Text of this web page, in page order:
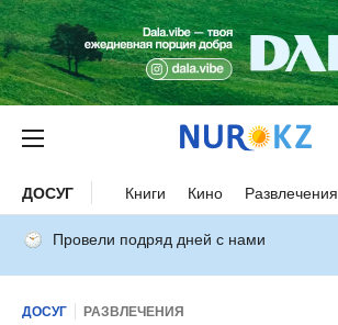
ДОСУГ Книги Кино Развлечения
Провели подряд дней с нами
ДОСУГ РАЗВЛЕЧЕНИЯ